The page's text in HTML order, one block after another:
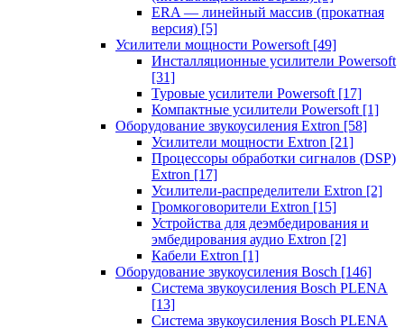
ERA — линейный массив (прокатная
версия) [5]
Усилители мощности Powersoft [49]
Инсталляционные усилители Powersoft
[31]
Туровые усилители Powersoft [17]
Компактные усилители Powersoft [1]
Оборудование звукоусиления Extron [58]
Усилители мощности Extron [21]
Процессоры обработки сигналов (DSP)
Extron [17]
Усилители-распределители Extron [2]
Громкоговорители Extron [15]
Устройства для деэмбедирования и
эмбедирования аудио Extron [2]
Кабели Extron [1]
Оборудование звукоусиления Bosch [146]
Система звукоусиления Bosch PLENA
[13]
Система звукоусиления Bosch PLENA